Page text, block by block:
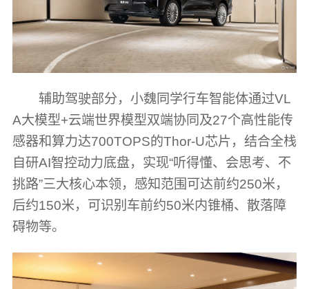
辅助驾驶部分，小魏同学行车智能体通过VL
A大模型+云端世界模型双端协同及27个高性能传
感器和算力达700TOPS的Thor-U芯片，结合全栈
自研AI智控动力底盘，实现“听得懂、会思考、不
挑路”三大核心本领，感知范围可达前约250米，
后约150米，可识别车前约50米内锥桶、散落障
碍物等。